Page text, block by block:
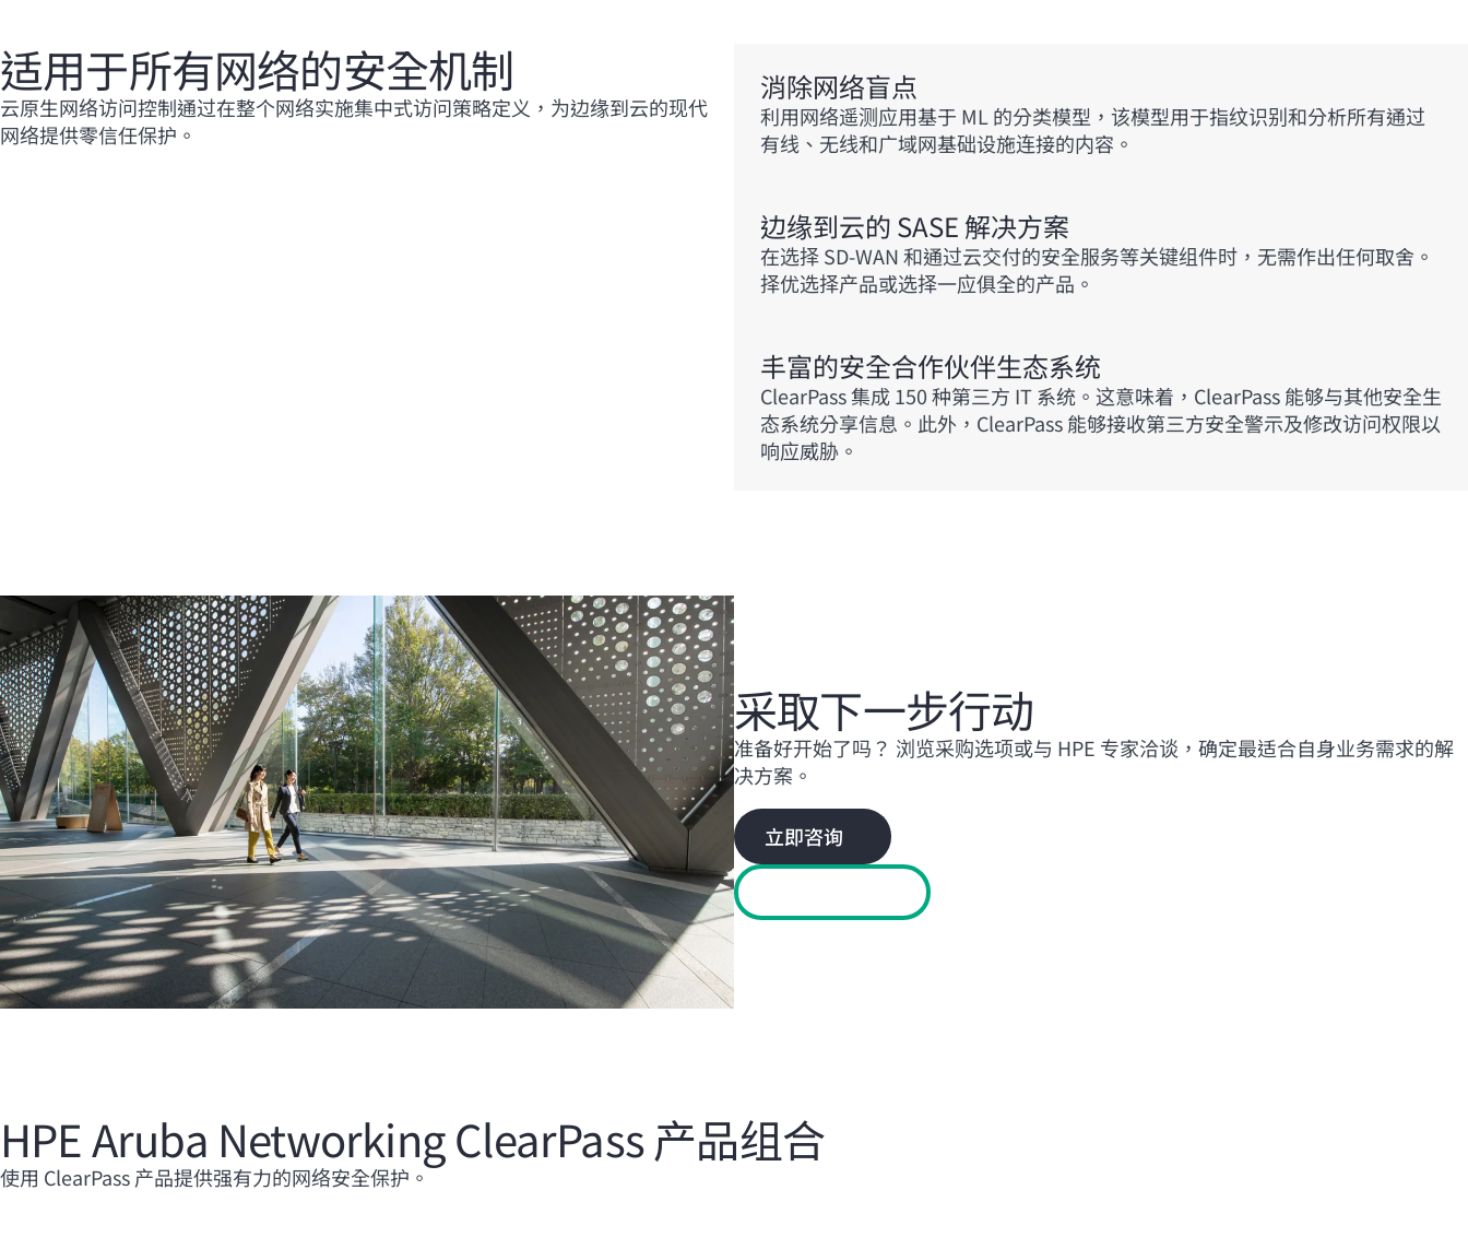
适用于所有网络的安全机制
云原生网络访问控制通过在整个网络实施集中式访问策略定义，为边缘到云的现代
网络提供零信任保护。
消除网络盲点
利用网络遥测应用基于 ML 的分类模型，该模型用于指纹识别和分析所有通过
有线、无线和广域网基础设施连接的内容。
边缘到云的 SASE 解决方案
在选择SD-WAN和通过云交付的安全服务等关键组件时，无需作出任何取舍。
择优选择产品或选择一应俱全的产品。
丰富的安全合作伙伴生态系统
ClearPass 集成 150 种第三方 IT 系统。这意味着，ClearPass 能够与其他安全生
态系统分享信息。此外，ClearPass 能够接收第三方安全警示及修改访问权限以
响应威胁。
采取下一步行动
准备好开始了吗？ 浏览采购选项或与 HPE 专家洽谈，确定最适合自身业务需求的解
决方案。
立即咨询
HPE Aruba Networking ClearPass 产品组合
使用 ClearPass 产品提供强有力的网络安全保护。